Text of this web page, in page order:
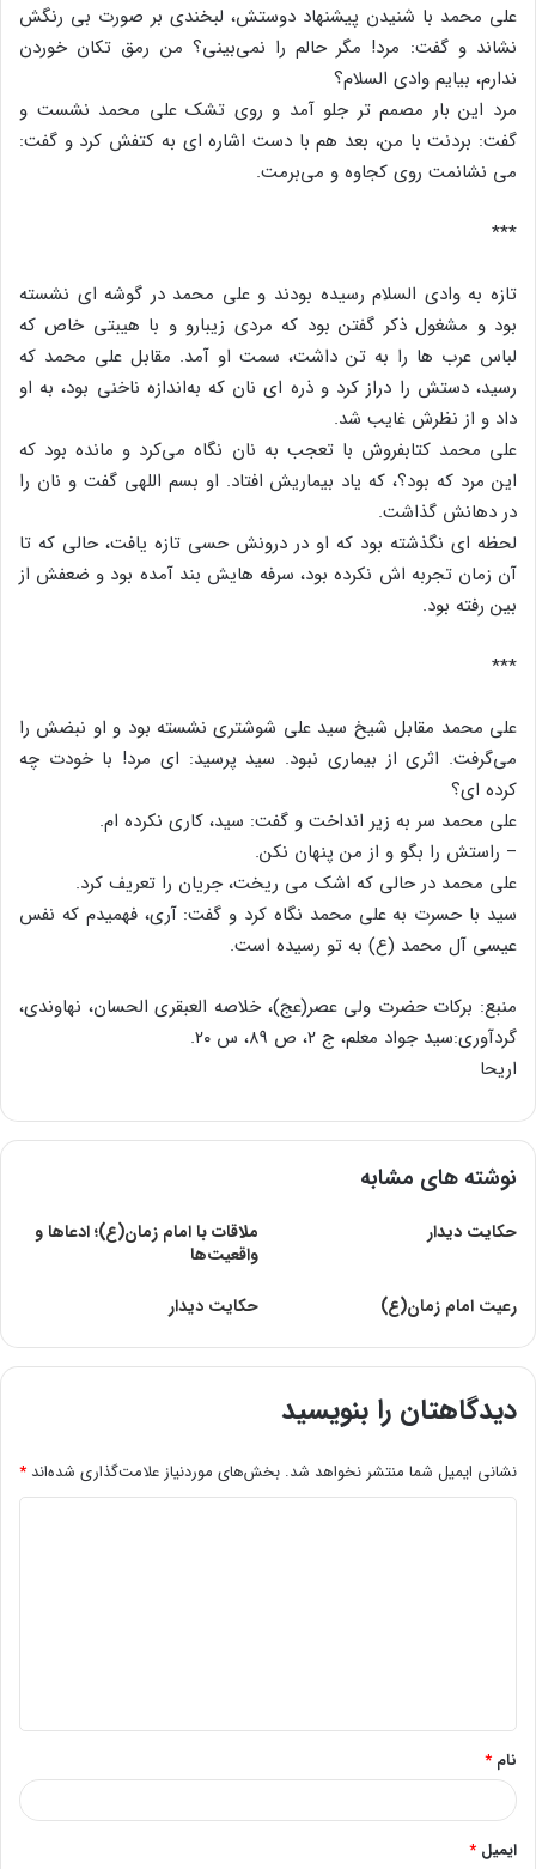
علی محمد با شنیدن پیشنهاد دوستش، لبخندی بر صورت بی رنگش
نشاند و گفت: مرد! مگر حالم را نمی‌بینی؟ من رمق تکان خوردن
ندارم، بیایم وادی السلام؟
مرد این بار مصمم تر جلو آمد و روی تشک علی محمد نشست و
گفت: بردنت با من، بعد هم با دست اشاره ای به کتفش کرد و گفت:
می نشانمت روی کجاوه و می‌برمت.
***
تازه به وادی السلام رسیده بودند و علی محمد در گوشه ای نشسته
بود و مشغول ذکر گفتن بود که مردی زیبارو و با هیبتی خاص که
لباس عرب ها را به تن داشت، سمت او آمد. مقابل علی محمد که
رسید، دستش را دراز کرد و ذره ای نان که به‌اندازه ناخنی بود، به او
داد و از نظرش غایب شد.
علی محمد کتابفروش با تعجب به نان نگاه می‌کرد و مانده بود که
این مرد که بود؟، که یاد بیماریش افتاد. او بسم اللهی گفت و نان را
در دهانش گذاشت.
لحظه ای نگذشته بود که او در درونش حسی تازه یافت، حالی که تا
آن زمان تجربه اش نکرده بود، سرفه هایش بند آمده بود و ضعفش از
بین رفته بود.
***
علی محمد مقابل شیخ سید علی شوشتری نشسته بود و او نبضش را
می‌گرفت. اثری از بیماری نبود. سید پرسید: ای مرد! با خودت چه
کرده ای؟
علی محمد سر به زیر انداخت و گفت: سید، کاری نکرده ام.
– راستش را بگو و از من پنهان نکن.
علی محمد در حالی که اشک می ریخت، جریان را تعریف کرد.
سید با حسرت به علی محمد نگاه کرد و گفت: آری، فهمیدم که نفس
عیسی آل محمد (ع) به تو رسیده است.
منبع: برکات حضرت ولی عصر(عج)، خلاصه العبقری الحسان، نهاوندی،
گردآوری:سید جواد معلم، ج ۲، ص ۸۹، س ۲۰.
اریحا
نوشته های مشابه
حکایت دیدار
ملاقات با امام زمان(ع)؛ ادعاها و
واقعیت‌ها
رعیت امام زمان(ع)
حکایت دیدار
دیدگاهتان را بنویسید
نشانی ایمیل شما منتشر نخواهد شد. بخش‌های موردنیاز علامت‌گذاری شده‌اند *
*
نام *
ایمیل *